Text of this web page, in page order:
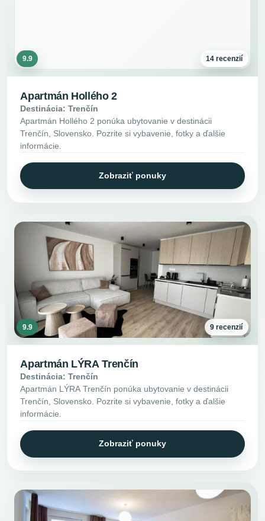
9.9 14 recenzií
Apartmán Hollého 2
Destinácia: Trenčín
Apartmán Hollého 2 ponúka ubytovanie v destinácii
Trenčín, Slovensko. Pozrite si vybavenie, fotky a ďalšie
informácie.
Zobraziť ponuky
9.9 9 recenzií
Apartmán LÝRA Trenčín
Destinácia: Trenčín
Apartmán LÝRA Trenčín ponúka ubytovanie v destinácii
Trenčín, Slovensko. Pozrite si vybavenie, fotky a ďalšie
informácie.
Zobraziť ponuky